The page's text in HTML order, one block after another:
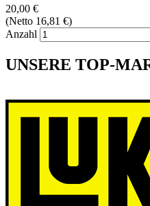
20,00 €
(Netto 16,81 €)
Anzahl
UNSERE TOP-